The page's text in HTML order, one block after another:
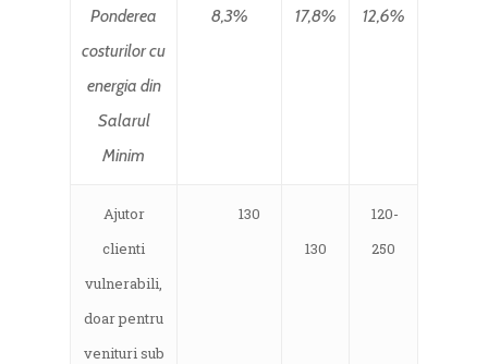
Ponderea
costurilor cu
energia din
Salarul
Minim
8,3% 17,8% 12,6%
Ajutor
clienti
vulnerabili,
doar pentru
venituri sub
130
130
120-
250